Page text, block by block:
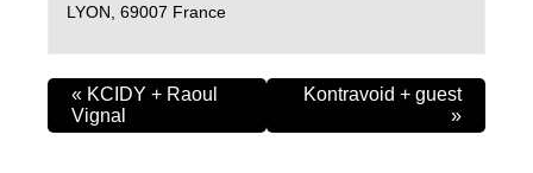
LYON 69007 France
« KCIDY + Raoul
Vignal
Kontravoid + guest
»